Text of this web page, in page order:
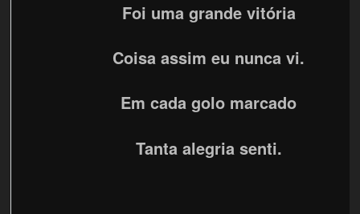
Foi uma grande vitória
Coisa assim eu nunca vi.
Em cada golo marcado
Tanta alegria senti.